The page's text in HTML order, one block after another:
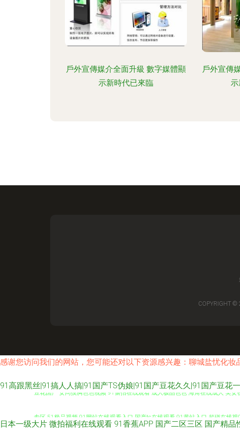
戶外宣傳媒介全面升級 數字媒體顯
示新時代已來臨
戶外宣傳
COPYRIGHT ©
感谢您访问我们的网站，您可能还对以下资源感兴趣：聊城盐忧化妆
91高跟黑丝|91搞人人搞|91国产TS伪娘|91国产豆花久久|91国产豆
豆花国产 女同摸胸色色视频 91偷拍在线观看 成人极品色色 海角在线成人 美
日本一级大片 微拍福利在线观看 91香蕉APP 国产二区三区 国产精品